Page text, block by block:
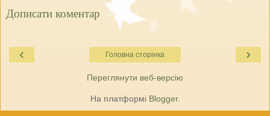
Дописати коментар
‹ ›
Головна сторінка
Переглянути веб-версію
На платформі Blogger.